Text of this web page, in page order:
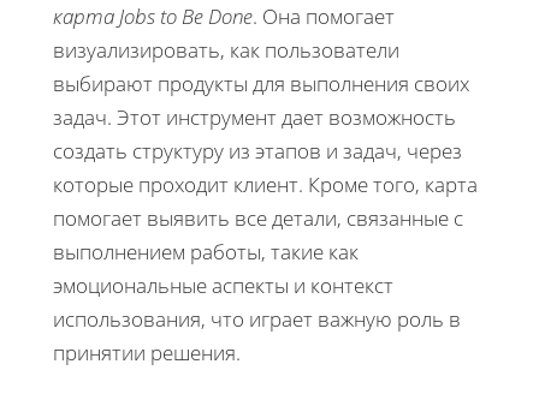
карта Jobs to Be Done. Она помогает
визуализировать, как пользователи
выбирают продукты для выполнения своих
задач. Этот инструмент дает возможность
создать структуру из этапов и задач, через
которые проходит клиент. Кроме того, карта
помогает выявить все детали, связанные с
выполнением работы, такие как
эмоциональные аспекты и контекст
использования, что играет важную роль в
принятии решения.